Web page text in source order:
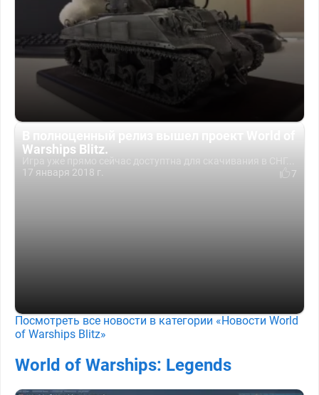
В полноценный релиз вышел проект World of
Warships Blitz.
17 января 2018 г.
7
Посмотреть все новости в категории «Новости World
of Warships Blitz»
World of Warships: Legends